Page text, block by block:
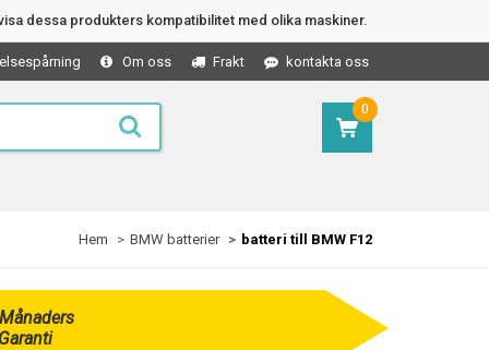
dessa produkters kompatibilitet med olika maskiner.
kontakta oss
Frakt
Om oss
0
Hem BMW batterier batteri till BMW F12